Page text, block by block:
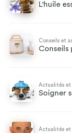
L'huile
Conseils et
Conseils
Actualités et
Soigner
Actualités et